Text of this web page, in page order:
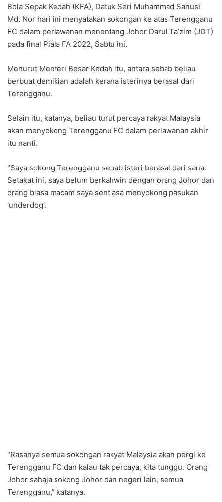
Bola Sepak Kedah (KFA), Datuk Seri Muhammad Sanusi
Md. Nor hari ini menyatakan sokongan ke atas Terengganu
FC dalam perlawanan menentang Johor Darul Ta’zim (JDT)
pada final Piala FA 2022, Sabtu ini.
Menurut Menteri Besar Kedah itu, antara sebab beliau
berbuat demikian adalah kerana isterinya berasal dari
Terengganu.
Selain itu, katanya, beliau turut percaya rakyat Malaysia
akan menyokong Terengganu FC dalam perlawanan akhir
itu nanti.
“Saya sokong Terengganu sebab isteri berasal dari sana.
Setakat ini, saya belum berkahwin dengan orang Johor dan
orang biasa macam saya sentiasa menyokong pasukan
‘underdog’.
“Rasanya semua sokongan rakyat Malaysia akan pergi ke
Terengganu FC dan kalau tak percaya, kita tunggu. Orang
Johor sahaja sokong Johor dan negeri lain, semua
Terengganu,” katanya.